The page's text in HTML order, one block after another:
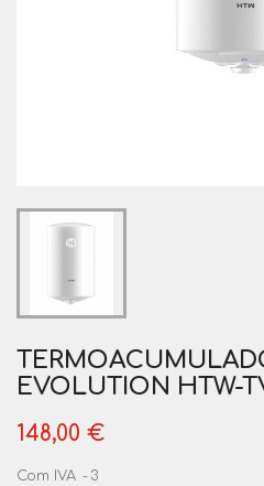
EVOLUTION HTW-
148,00 €
Com IVA 3